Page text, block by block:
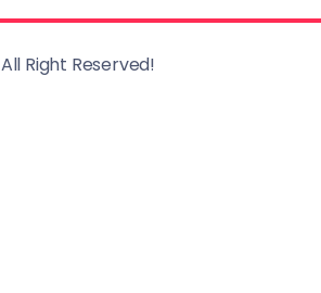
All Right Reserved!